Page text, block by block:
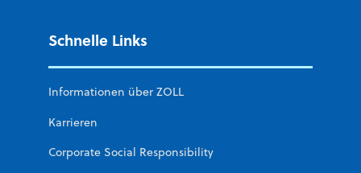
Schnelle Links
Informationen über ZOLL
Karrieren
Corporate Social Responsibility